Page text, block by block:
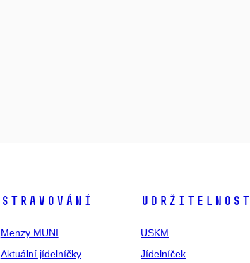
Stravování
Menzy MUNI
Aktuální jídelníčky
Udržitelnost
USKM
Jídelníček